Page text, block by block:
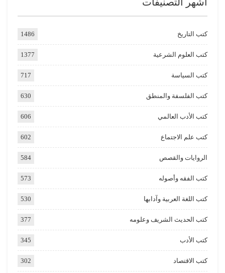
كتب التاريخ 1486
كتب العلوم الشرعية 1377
كتب السياسة 717
كتب الفلسفة والمنطق 630
كتب الأدب العالمي 606
كتب علم الاجتماع 602
الروايات والقصص 584
كتب الفقه وأصوله 573
كتب اللغة العربية وآدابها 530
كتب الحديث الشريف وعلومه 377
كتب الأدب 345
كتب الاقتصاد 302